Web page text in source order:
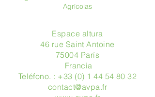
Agrícolas
Espace altura
46 rue Saint Antoine
75004 París
​ Francia
Teléfono. : +33 (0) 1 44 54 80 32
contact@avpa.fr